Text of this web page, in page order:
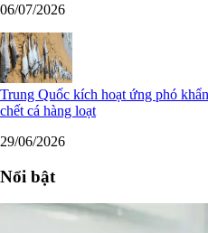
06/07/2026
Trung Quốc kích hoạt ứng phó
chết cá hàng loạt
29/06/2026
Nổi bật